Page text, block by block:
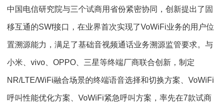
中国电信研究院与三个试商用省份紧密协同，创新提出了固
移互通的SWf接口，在业界首次实现了VoWiFi业务的用户位
置溯源能力，满足了基础音视频通话业务溯源监管要求。与
小米、vivo、OPPO、三星等终端厂商联合创新，制定
NR/LTE/WiFi融合场景的终端语音选择和切换方案、VoWiFi
呼叫性能优化方案、VoWiFi紧急呼叫方案，率先在7款试商